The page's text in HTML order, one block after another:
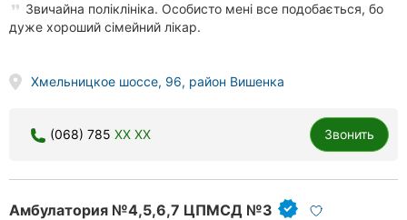
Звичайна поліклініка. Особисто мені все подобається, бо
дуже хороший сімейний лікар.
Хмельницкое шоссе, 96, район Вишенка
(068) 785 XX XX Звонить
Амбулатория №4,5,6,7 ЦПМСД №3